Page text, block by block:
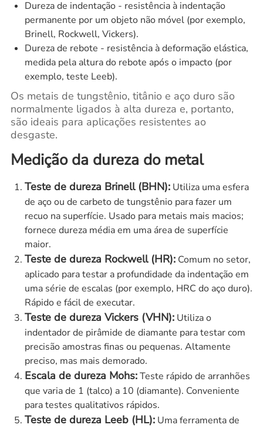
Dureza de indentação - resistência à indentação
permanente por um objeto não móvel (por exemplo,
Brinell, Rockwell, Vickers).
Dureza de rebote - resistência à deformação elástica,
medida pela altura do rebote após o impacto (por
exemplo, teste Leeb).
Os metais de tungstênio, titânio e aço duro são
normalmente ligados à alta dureza e, portanto,
são ideais para aplicações resistentes ao
desgaste.
Medição da dureza do metal
Teste de dureza Brinell (BHN):Utiliza uma esfera
de aço ou de carbeto de tungstênio para fazer um
recuo na superfície. Usado para metais mais macios;
fornece dureza média em uma área de superfície
maior.
Teste de dureza Rockwell (HR):Comum no setor,
aplicado para testar a profundidade da indentação em
uma série de escalas (por exemplo, HRC do aço duro).
Rápido e fácil de executar.
Teste de dureza Vickers (VHN):Utiliza o
indentador de pirâmide de diamante para testar com
precisão amostras finas ou pequenas. Altamente
preciso, mas mais demorado.
Escala de dureza Mohs:Teste rápido de arranhões
que varia de 1 (talco) a 10 (diamante). Conveniente
para testes qualitativos rápidos.
Teste de dureza Leeb (HL):Uma ferramenta de